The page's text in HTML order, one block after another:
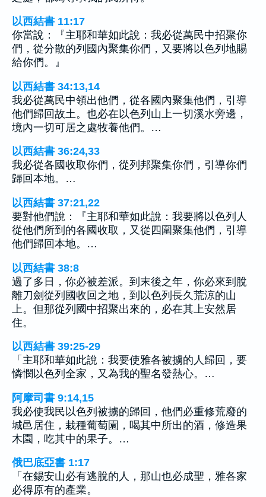
以西結書 11:17
你當說：『主耶和華如此說：我必從萬民中招聚你
們，從分散的列國內聚集你們，又要將以色列地賜
給你們。』
以西結書 34:13,14
我必從萬民中領出他們，從各國內聚集他們，引導
他們歸回故土。也必在以色列山上一切溪水旁邊，
境內一切可居之處牧養他們。…
以西結書 36:24,33
我必從各國收取你們，從列邦聚集你們，引導你們
歸回本地。…
以西結書 37:21,22
要對他們說：『主耶和華如此說：我要將以色列人
從他們所到的各國收取，又從四圍聚集他們，引導
他們歸回本地。…
以西結書 38:8
過了多日，你必被差派。到末後之年，你必來到脫
離刀劍從列國收回之地，到以色列長久荒涼的山
上。但那從列國中招聚出來的，必在其上安然居
住。
以西結書 39:25-29
「主耶和華如此說：我要使雅各被擄的人歸回，要
憐憫以色列全家，又為我的聖名發熱心。…
阿摩司書 9:14,15
我必使我民以色列被擄的歸回，他們必重修荒廢的
城邑居住，栽種葡萄園，喝其中所出的酒，修造果
木園，吃其中的果子。…
俄巴底亞書 1:17
「在錫安山必有逃脫的人，那山也必成聖，雅各家
必得原有的產業。